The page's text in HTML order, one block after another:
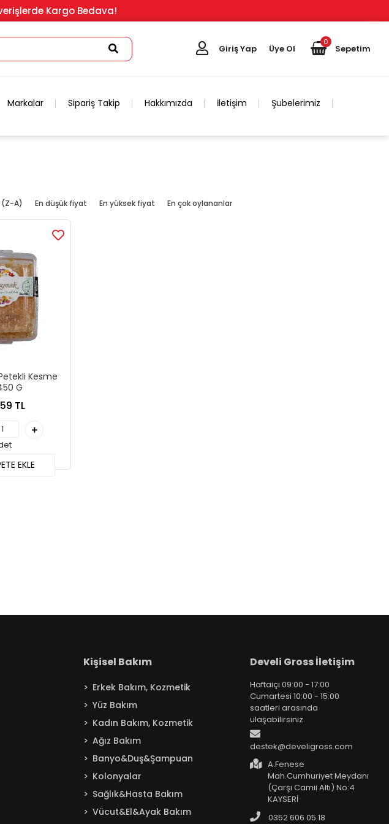
Kargo Bedava!
Giriş Yap Üye Ol
0
Sepetim
Markalar Sipariş Takip Hakkımızda İletişim Şubelerimiz
(Z-A) En düşük fiyat En yüksek fiyat En çok oylananlar
Kesme
G
TL
EKLE
Kişisel Bakım
Erkek Bakım, Kozmetik
Yüz Bakım
Kadın Bakım, Kozmetik
Ağız Bakım
Banyo&Duş&Şampuan
Kolonyalar
Sağlık&Hasta Bakım
Vücut&El&Ayak Bakım
Develi Gross İletişim
Haftaiçi 09:00 - 17:00
Cumartesi 10:00 - 15:00
saatleri arasında
ulaşabilirsiniz.
destek@develigross.com
A.Fenese
Mah.Cumhuriyet Meydanı
(Çarşı Camii Altı) No:4
KAYSERİ
0352 606 05 18